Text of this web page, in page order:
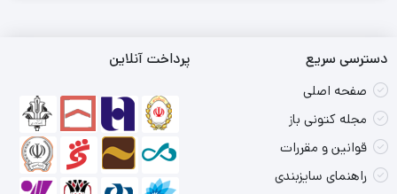
دسترسی سریع
صفحه اصلی
مجله کتونی باز
قوانین و مقررات
راهنمای سایزبندی
پرداخت آنلاین